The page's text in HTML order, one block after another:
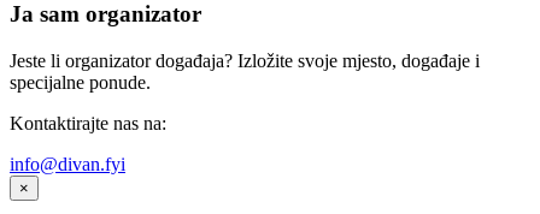
Ja sam organizator
Jeste li organizator događaja? Izložite svoje mjesto, događaje i
specijalne ponude.
Kontaktirajte nas na:
info@divan.fyi
×